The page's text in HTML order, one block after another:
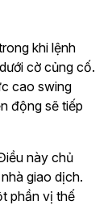
khi lệnh
cờ củng cố.
cao swing
động sẽ tiếp
này chủ
giao dịch.
phần vị thế